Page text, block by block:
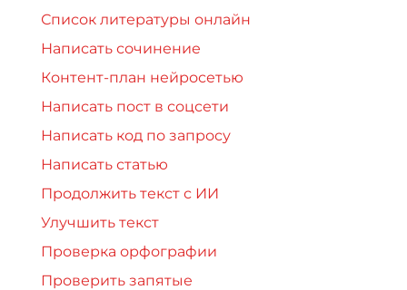
Список литературы онлайн
Написать сочинение
Контент-план нейросетью
Написать пост в соцсети
Написать код по запросу
Написать статью
Продолжить текст с ИИ
Улучшить текст
Проверка орфографии
Проверить запятые